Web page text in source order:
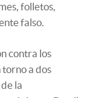
folletos,
falso.
contra los
a dos
la